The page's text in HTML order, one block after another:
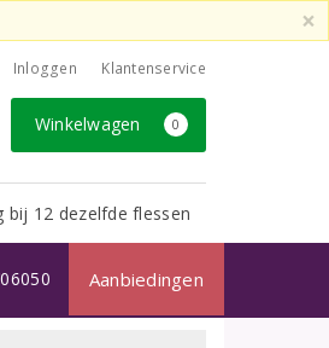
×
Inloggen Klantenservice
Winkelwagen 0
bij 12 dezelfde flessen
Aanbiedingen